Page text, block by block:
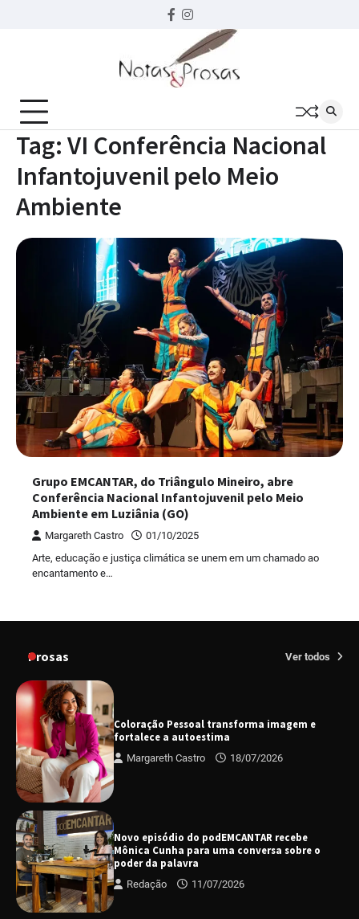
Facebook
instagram
Tag: VI Conferência Nacional
Infantojuvenil pelo Meio
Ambiente
Grupo EMCANTAR, do Triângulo Mineiro, abre
Conferência Nacional Infantojuvenil pelo Meio
Ambiente em Luziânia (GO)
Margareth Castro
01/10/2025
Arte, educação e justiça climática se unem em um chamado ao
encantamento e…
Prosas Ver todos
Coloração Pessoal transforma imagem e
fortalece a autoestima
Margareth Castro 18/07/2026
Novo episódio do podEMCANTAR recebe
Mônica Cunha para uma conversa sobre o
poder da palavra
Redação 11/07/2026